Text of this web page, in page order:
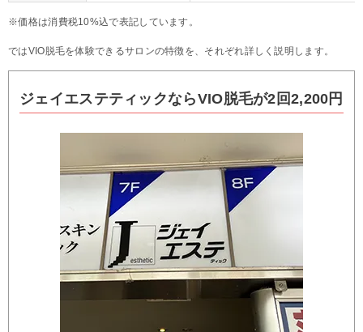
※価格は消費税10%込で表記しています。
ではVIO脱毛を体験できるサロンの特徴を、それぞれ詳しく説明します。
ジェイエステティックならVIO脱毛が2回2,200円